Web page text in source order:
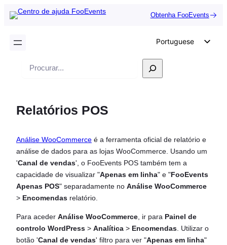
Obtenha FooEvents
Portuguese
English
German
French
Polish
Czech
Pesquisar
Relatórios POS
Análise WooCommerce é a ferramenta oficial de relatório e
análise de dados para as lojas WooCommerce. Usando um
'Canal de vendas', o FooEvents POS também tem a
capacidade de visualizar "Apenas em linha" e "FooEvents
Apenas POS" separadamente no Análise WooCommerce
> Encomendas relatório.
Para aceder Análise WooCommerce , ir para Painel de
controlo WordPress > Analítica > Encomendas . Utilizar o
botão 'Canal de vendas' filtro para ver "Apenas em linha"